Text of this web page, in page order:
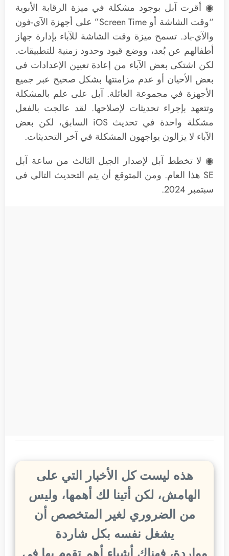
◉ أقرت آبل بوجود مشكلة في ميزة الرقابة الأبوية
“وقت الشاشة أو Screen Time” على أجهزة الآي-فون
والآي-باد. تسمح ميزة وقت الشاشة للآباء بإدارة جهاز
أطفالهم عن بُعد، ووضع قيود وحدود زمنية للتطبيقات.
لكن اشتكى بعض الآباء من إعادة تعيين الإعدادات في
بعض الأحيان أو عدم مزامنتها بشكل صحيح عبر جميع
الأجهزة في مجموعة العائلة. آبل على علم بالمشكلة
وتتعهد بإجراء تحديثات لإصلاحها. لقد عالجت بالفعل
مشكلة واحدة في تحديث iOS السابق، لكن بعض
الآباء لا يزالون يواجهون المشكلة في آخر التحديثات.
◉ لا تخطط آبل لإصدار الجيل الثالث من ساعة آبل
SE هذا العام. ومن المتوقع أن يتم التحديث التالي في
سبتمبر 2024.
هذه ليست كل الأخبار التي على
الهامش، لكن أتينا لك أهمها، وليس
من الضروري لغير المتخصص أن
يشغل نفسه بكل شاردة